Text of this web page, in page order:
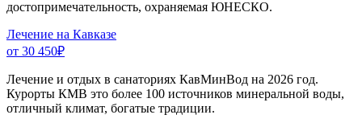
достопримечательность, охраняемая ЮНЕСКО.
Лечение на Кавказе
от 30 450₽
Лечение и отдых в санаториях КавМинВод на 2026 год.
Курорты КМВ это более 100 источников минеральной воды,
отличный климат, богатые традиции.